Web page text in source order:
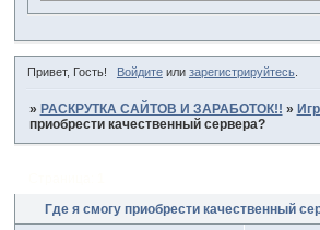
Привет, Гость! Войдитеили зарегистрируйтесь.
» РАСКРУТКА САЙТОВ И ЗАРАБОТОК!! »
приобрести качественный сервера?
Где я смогу приобрести качественный